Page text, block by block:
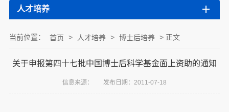
人才培养
当前位置： 首页 > 人才培养 > 博士后培养 > 正文
关于申报第四十七批中国博士后科学基金面上资助的通知
信息来源： 发布日期：2011-07-18